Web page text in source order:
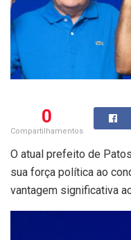
0
Compartilhamentos
O atual prefeito de
sua força política ao
vantagem significativa